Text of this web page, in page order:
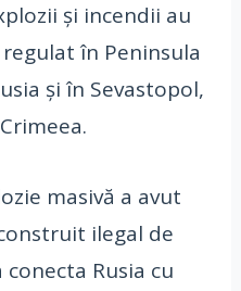
și incendii au
în Peninsula
și în Sevastopol,
masivă a avut
ilegal de
Rusia cu